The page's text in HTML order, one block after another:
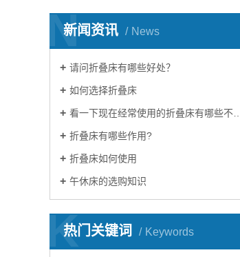
新闻资讯 News
N
请问折叠床有哪些好处？
如何选择折叠床
看一下现在经常使用的折叠床有哪些不同？
折叠床有哪些作用?
折叠床如何使用
午休床的选购知识
热门关键词 Keywords
K